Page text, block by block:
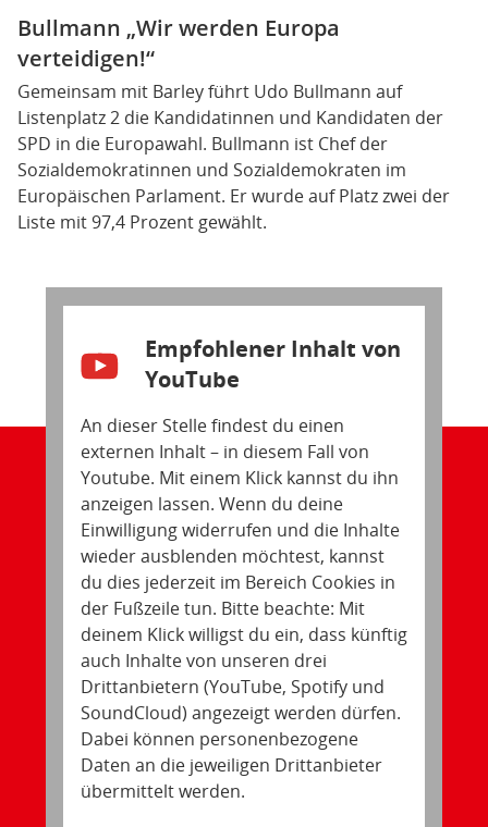
Bullmann „Wir werden Europa
verteidigen!“
Gemeinsam mit Barley führt Udo Bullmann auf
Listenplatz 2 die Kandidatinnen und Kandidaten der
SPD in die Europawahl. Bullmann ist Chef der
Sozialdemokratinnen und Sozialdemokraten im
Europäischen Parlament. Er wurde auf Platz zwei der
Liste mit 97,4 Prozent gewählt.
Empfohlener Inhalt von
YouTube
An dieser Stelle findest du einen
externen Inhalt – in diesem Fall von
Youtube. Mit einem Klick kannst du ihn
anzeigen lassen. Wenn du deine
Einwilligung widerrufen und die Inhalte
wieder ausblenden möchtest, kannst
du dies jederzeit im Bereich Cookies in
der Fußzeile tun. Bitte beachte: Mit
deinem Klick willigst du ein, dass künftig
auch Inhalte von unseren drei
Drittanbietern (YouTube, Spotify und
SoundCloud) angezeigt werden dürfen.
Dabei können personenbezogene
Daten an die jeweiligen Drittanbieter
übermittelt werden.